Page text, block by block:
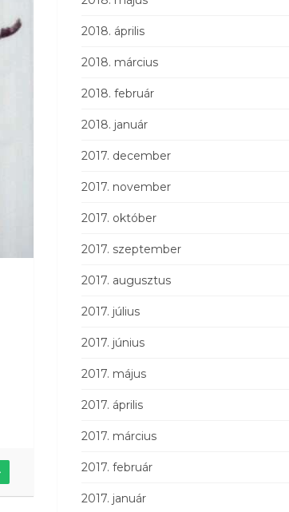
2018. április
2018. március
2018. február
2018. január
2017. december
2017. november
2017. október
2017. szeptember
2017. augusztus
2017. július
2017. június
2017. május
2017. április
2017. március
2017. február
2017. január